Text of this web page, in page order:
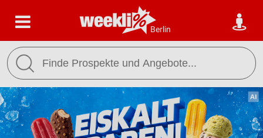
Berlin